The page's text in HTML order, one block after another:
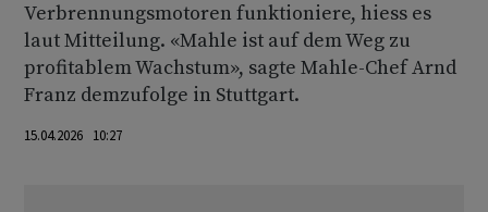
Verbrennungsmotoren funktioniere, hiess es
laut Mitteilung. «Mahle ist auf dem Weg zu
profitablem Wachstum», sagte Mahle-Chef Arnd
Franz demzufolge in Stuttgart.
15.04.2026 10:27